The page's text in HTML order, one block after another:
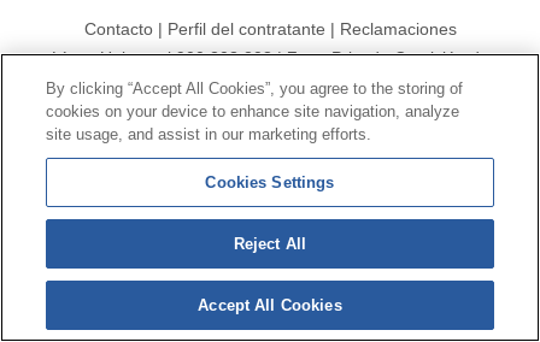
Contacto| Perfil del contratante | Reclamaciones
Línea Universal 900 203 203|Zona Privada Comisión de
Prestaciones Especiales| Zona Privada Proveedor
Sanitario
© Mutua Universal 2026 | Mapa del sitio
| Política de Protección de Datos | Politica de
cookies
Síguenos en:
𝕏
By clicking “Accept All Cookies”, you agree to the storing of
cookies on your device to enhance site navigation, analyze
site usage, and assist in our marketing efforts.
Cookies Settings
Reject All
Accept All Cookies